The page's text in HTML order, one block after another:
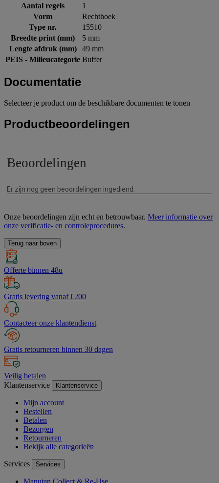
Aantal regels
1
Vorm
Rechthoek
Type nr.
15510
Breedte print (mm)
5 mm
Lengte afdruk (mm)
49 mm
PEIS - Milieucategorie Buffer
Documentatie
Selecteer je product om de beschikbare documenten te tonen
Productbeoordelingen
Onze beoordelingen zijn echt en betrouwbaar. Meer informatie over
onze verificatie- en controleprocedures.
Terug naar boven
Offerte binnen 48u
Gratis levering vanaf €200
Contacteer onze klantendienst
Gratis retourneren binnen 30 dagen
Veilig betalen
Klantenservice
Klantenservice
Mijn account
Bestellen
Betalen
Bezorgen
Retourneren
Bekijk alle categorieën
Services Services
Manutan Collect & Re-Use